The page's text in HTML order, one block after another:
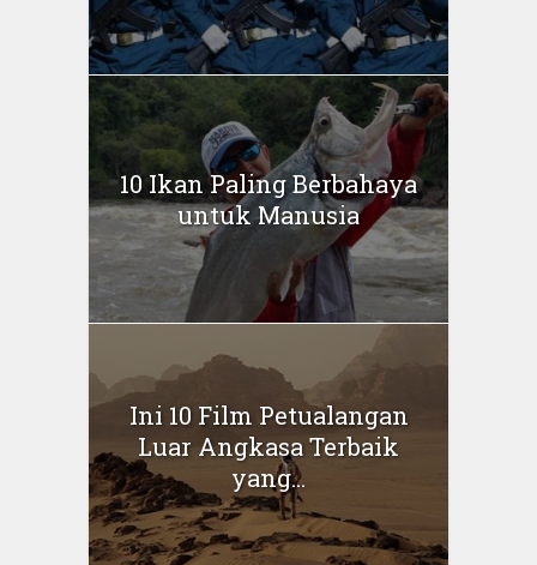
10 Ikan Paling Berbahaya
untuk Manusia
Ini 10 Film Petualangan
Luar Angkasa Terbaik
yang...